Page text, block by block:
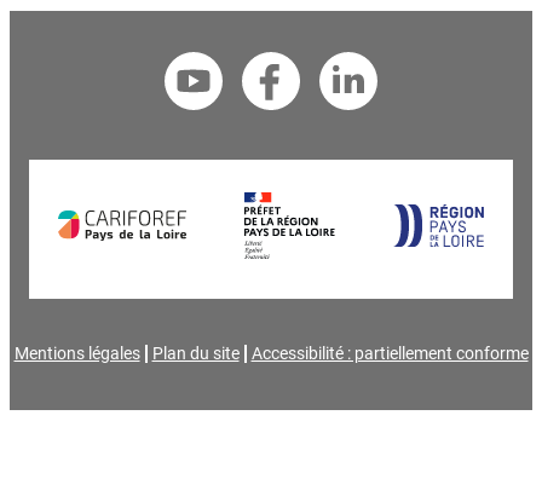
Mentions légales Plan du site Accessibilité : partiellement conforme